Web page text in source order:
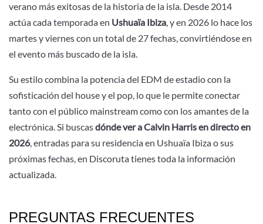
verano más exitosas de la historia de la isla. Desde 2014
actúa cada temporada en Ushuaïa Ibiza, y en 2026 lo hace los
martes y viernes con un total de 27 fechas, convirtiéndose en
el evento más buscado de la isla.
Su estilo combina la potencia del EDM de estadio con la
sofisticación del house y el pop, lo que le permite conectar
tanto con el público mainstream como con los amantes de la
electrónica. Si buscasdónde ver a Calvin Harris en directo en
2026, entradas para su residencia en Ushuaïa Ibiza o sus
próximas fechas, en Discoruta tienes toda la información
actualizada.
PREGUNTAS FRECUENTES